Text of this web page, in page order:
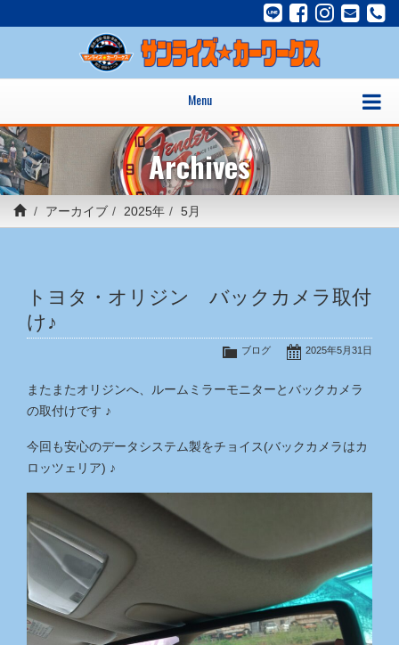
Menu
Archives
アーカイブ 2025年 5月
トヨタ・オリジン バックカメラ取付
け♪
2025年5月31日
ブログ
またまたオリジンへ、ルームミラーモニターとバックカメラ
の取付けです ♪
今回も安心のデータシステム製をチョイス(バックカメラはカ
ロッツェリア) ♪